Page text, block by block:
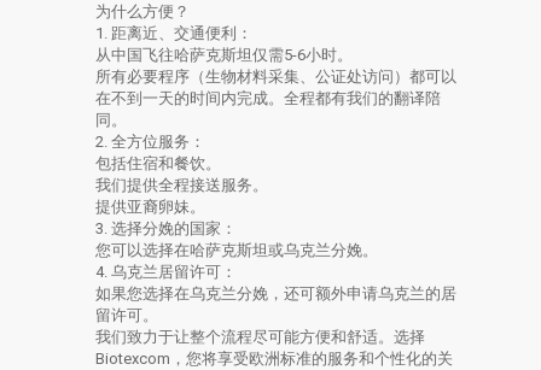
为什么方便？
1. 距离近、交通便利：
从中国飞往哈萨克斯坦仅需5-6小时。
所有必要程序（生物材料采集、公证处访问）都可以
在不到一天的时间内完成。全程都有我们的翻译陪
同。
2. 全方位服务：
包括住宿和餐饮。
我们提供全程接送服务。
提供亚裔卵妹。
3. 选择分娩的国家：
您可以选择在哈萨克斯坦或乌克兰分娩。
4. 乌克兰居留许可：
如果您选择在乌克兰分娩，还可额外申请乌克兰的居
留许可。
我们致力于让整个流程尽可能方便和舒适。选择
Biotexcom，您将享受欧洲标准的服务和个性化的关